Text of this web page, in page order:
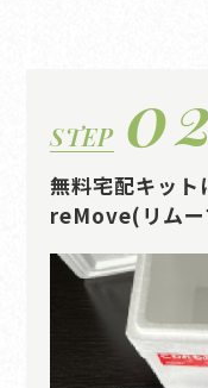
STEP 02
無料宅配キット
reMove(リムー